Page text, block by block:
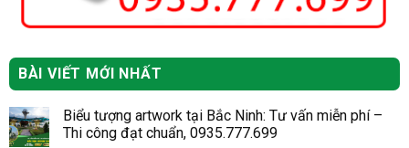
BÀI VIẾT MỚI NHẤT
Biểu tượng artwork tại Bắc Ninh: Tư vấn miễn phí –
Thi công đạt chuẩn, 0935.777.699